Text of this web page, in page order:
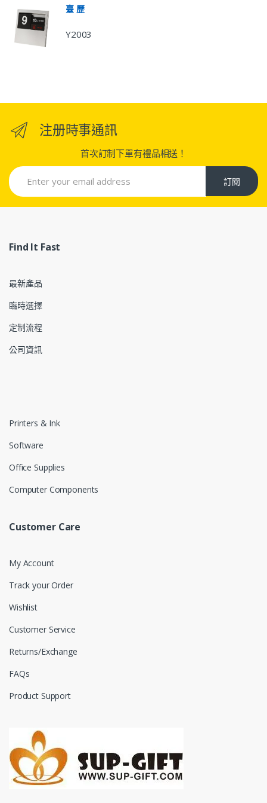
臺 歷
Y2003
注册時事通訊
首次訂制下單有禮品相送！
訂閱
Find It Fast
最新產品
臨時選擇
定制流程
公司資訊
Printers & Ink
Software
Office Supplies
Computer Components
Customer Care
My Account
Track your Order
Wishlist
Customer Service
Returns/Exchange
FAQs
Product Support